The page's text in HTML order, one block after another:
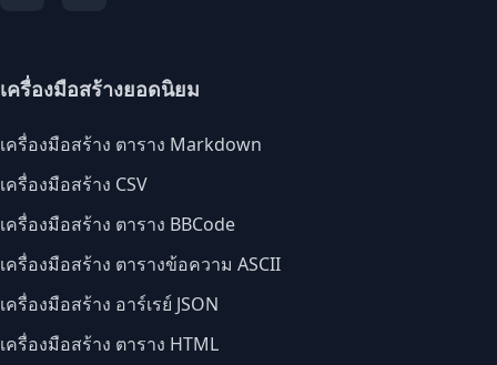
เครื่องมือสร้างยอดนิยม
เครื่องมือสร้าง ตาราง Markdown
เครื่องมือสร้าง CSV
เครื่องมือสร้าง ตาราง BBCode
เครื่องมือสร้าง ตารางข้อความ ASCII
เครื่องมือสร้าง อาร์เรย์ JSON
เครื่องมือสร้าง ตาราง HTML